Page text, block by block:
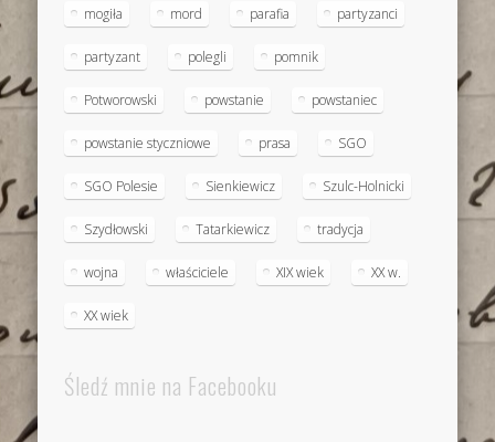
mogiła mord parafia partyzanci
partyzant polegli pomnik
Potworowski powstanie powstaniec
powstanie styczniowe prasa SGO
SGO Polesie Sienkiewicz Szulc-Holnicki
Szydłowski Tatarkiewicz tradycja
wojna właściciele XIX wiek XX w.
XX wiek
Śledź mnie na Facebooku